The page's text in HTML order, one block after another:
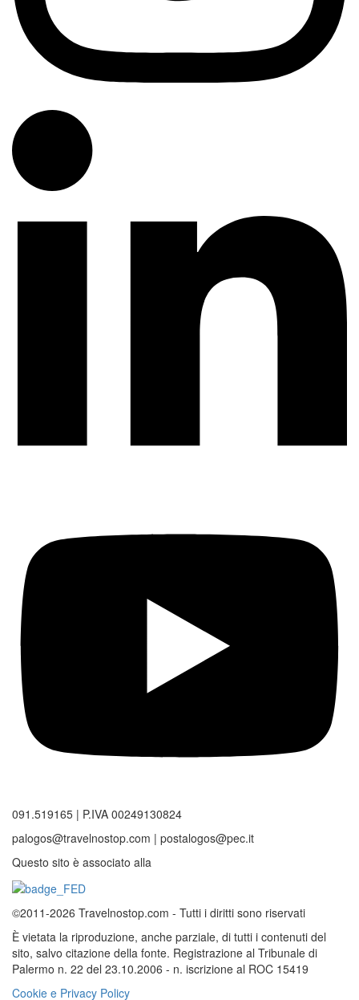
091.519165 | P.IVA 00249130824
palogos@travelnostop.com | postalogos@pec.it
Questo sito è associato alla
©2011-2026 Travelnostop.com - Tutti i diritti sono riservati
È vietata la riproduzione, anche parziale, di tutti i contenuti del
sito, salvo citazione della fonte. Registrazione al Tribunale di
Palermo n. 22 del 23.10.2006 - n. iscrizione al ROC 15419
Cookie e Privacy Policy